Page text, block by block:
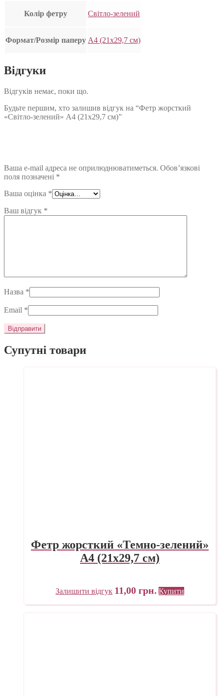
Колір фетру Світло-зелений
Формат/Розмір паперу А4 (21х29,7 см)
Відгуки
Відгуків немає, поки що.
Будьте першим, хто залишив відгук на “Фетр жорсткий
«Світло-зелений» А4 (21х29,7 см)”
Ваша e-mail адреса не оприлюднюватиметься. Обов’язкові
поля позначені *
Ваша оцінка *
Ваш відгук *
Назва *
Email *
Супутні товари
Фетр жорсткий «Темно-зелений»
А4 (21х29,7 см)
Залишити відгук 11,00 грн. Купити